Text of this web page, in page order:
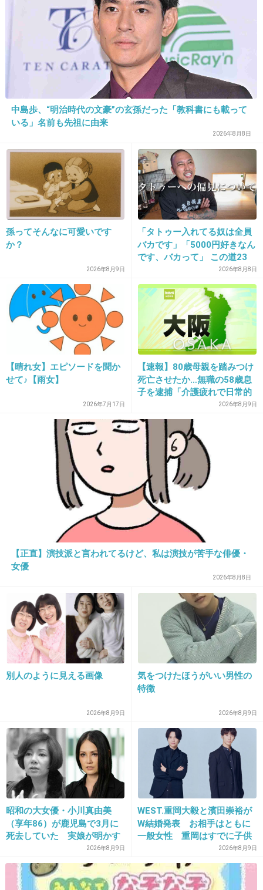
来年はみるよー
1件の返信
+74
15. 匿名 2020/09/09(水) 16:58:06
いちゃんがしっかり者に見えたｗ
1件の返信
+77 -3
2020/09/09(水) 16:58:24
みんな似たような顔だ
+13 -2
2020/09/09(水) 16:58:28
イケメンやな
+206
18. 匿名
神聖かまってちゃんのボーカル
2件の返信
+7 -11
頭の形すら綺麗やな
+107 -6
20. 匿名2020/09/09(水) 16:59:49
剣道9年間やってた腕前が楽しみ！
4件の返信
+205 -8
中島歩、“明治時代の文豪”の玄孫だった「教科書にも載って
いる」名前も先祖に由来
2026年8月8日
孫ってそんなに可愛いです
か？
2026年8月9日
「タトゥー入れてる奴は全員
バカです」「5000円好きなん
です、バカって」 この道23
年の彫り師YouTuberの動画
が話題
2026年8月8日
【晴れ女】エピソードを聞か
せて♪【雨女】
2026年7月17日
【速報】80歳母親を踏みつけ
死亡させたか…無職の58歳息
子を逮捕「介護疲れで日常的
に暴行」肋骨８本折れ体には
多数の痕 大阪・岬町
2026年8月9日
【正直】演技派と言われてるけど、私は演技が苦手な俳優・
女優
2026年8月8日
別人のように見える画像
2026年8月9日
気をつけたほうがいい男性の
特徴
2026年8月9日
昭和の大女優・小川真由美
（享年86）が鹿児島で3月に
死去していた 実娘が明かす
「毒母」の素顔と空白の晩年
2026年8月9日
WEST.重岡大毅と濱田崇裕が
W結婚発表 お相手はともに
一般女性 重岡はすでに子供
2026年8月9日